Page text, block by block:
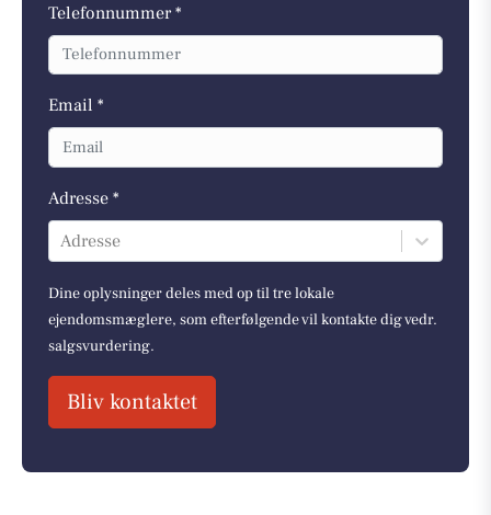
Telefonnummer *
Email *
Adresse *
Adresse
Dine oplysninger deles med op til tre lokale
ejendomsmæglere, som efterfølgende vil kontakte dig vedr.
salgsvurdering.
Bliv kontaktet